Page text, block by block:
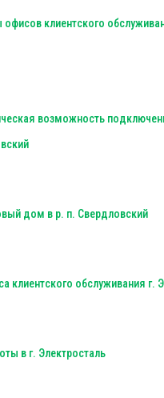
клиентского
возможность
дом в р. п. Свердловский
клиентского обслуживания г.
в г. Электросталь